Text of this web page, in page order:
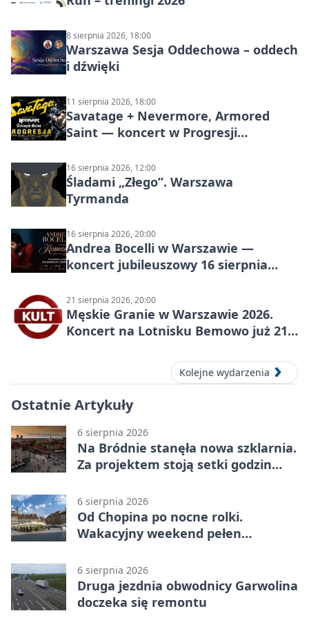
8 sierpnia 2026, 18:00
Warszawa Sesja Oddechowa – oddech
i dźwięki
11 sierpnia 2026, 18:00
Savatage + Nevermore, Armored
Saint — koncert w Progresji
16 sierpnia 2026, 12:00
Śladami „Złego”. Warszawa
Tyrmanda
16 sierpnia 2026, 20:00
Andrea Bocelli w Warszawie —
koncert jubileuszowy 16 sierpnia
21 sierpnia 2026, 20:00
Męskie Granie w Warszawie 2026.
Koncert na Lotnisku Bemowo już 21
Kolejne wydarzenia
Ostatnie Artykuły
6 sierpnia 2026
Na Bródnie stanęła nowa szklarnia.
Za projektem stoją setki godzin
6 sierpnia 2026
Od Chopina po nocne rolki.
Wakacyjny weekend pełen
6 sierpnia 2026
Druga jezdnia obwodnicy Garwolina
doczeka się remontu